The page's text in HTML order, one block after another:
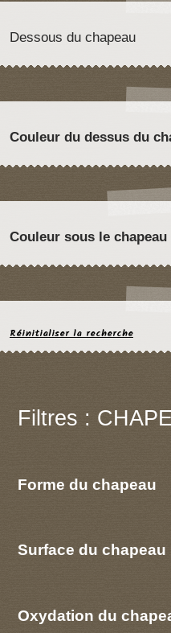
Dessous du chapeau
Couleur du dessus du
Couleur sous le chapeau
Réinitialiser la recherche
Filtres :
Forme du chapeau
Surface du chapeau
Oxydation du